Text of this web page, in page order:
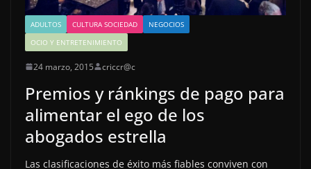
ADULTOS CULTURA SOCIEDAD
NEGOCIOS
OCIO Y ENTRETENIMIENTO
24 marzo, 2015 criccr@c
Premios y ránkings de pago para
alimentar el ego de los
abogados estrella
Las clasificaciones de éxito más fiables conviven con